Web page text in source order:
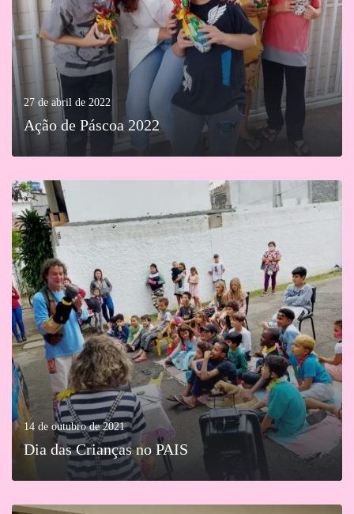
27 de abril de 2022
Ação de Páscoa 2022
MAIS
14 de outubro de 2021
Dia das Crianças no PAIS